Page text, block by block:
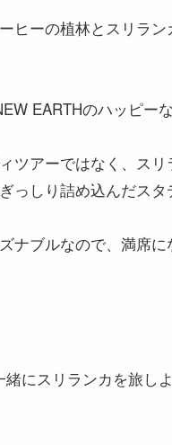
ヒーの植林とスリラ
EARTHのハッピー
ツアーではなく、ス
しり詰め込んだスタ
ブルなので、満席に
にスリランカを旅し